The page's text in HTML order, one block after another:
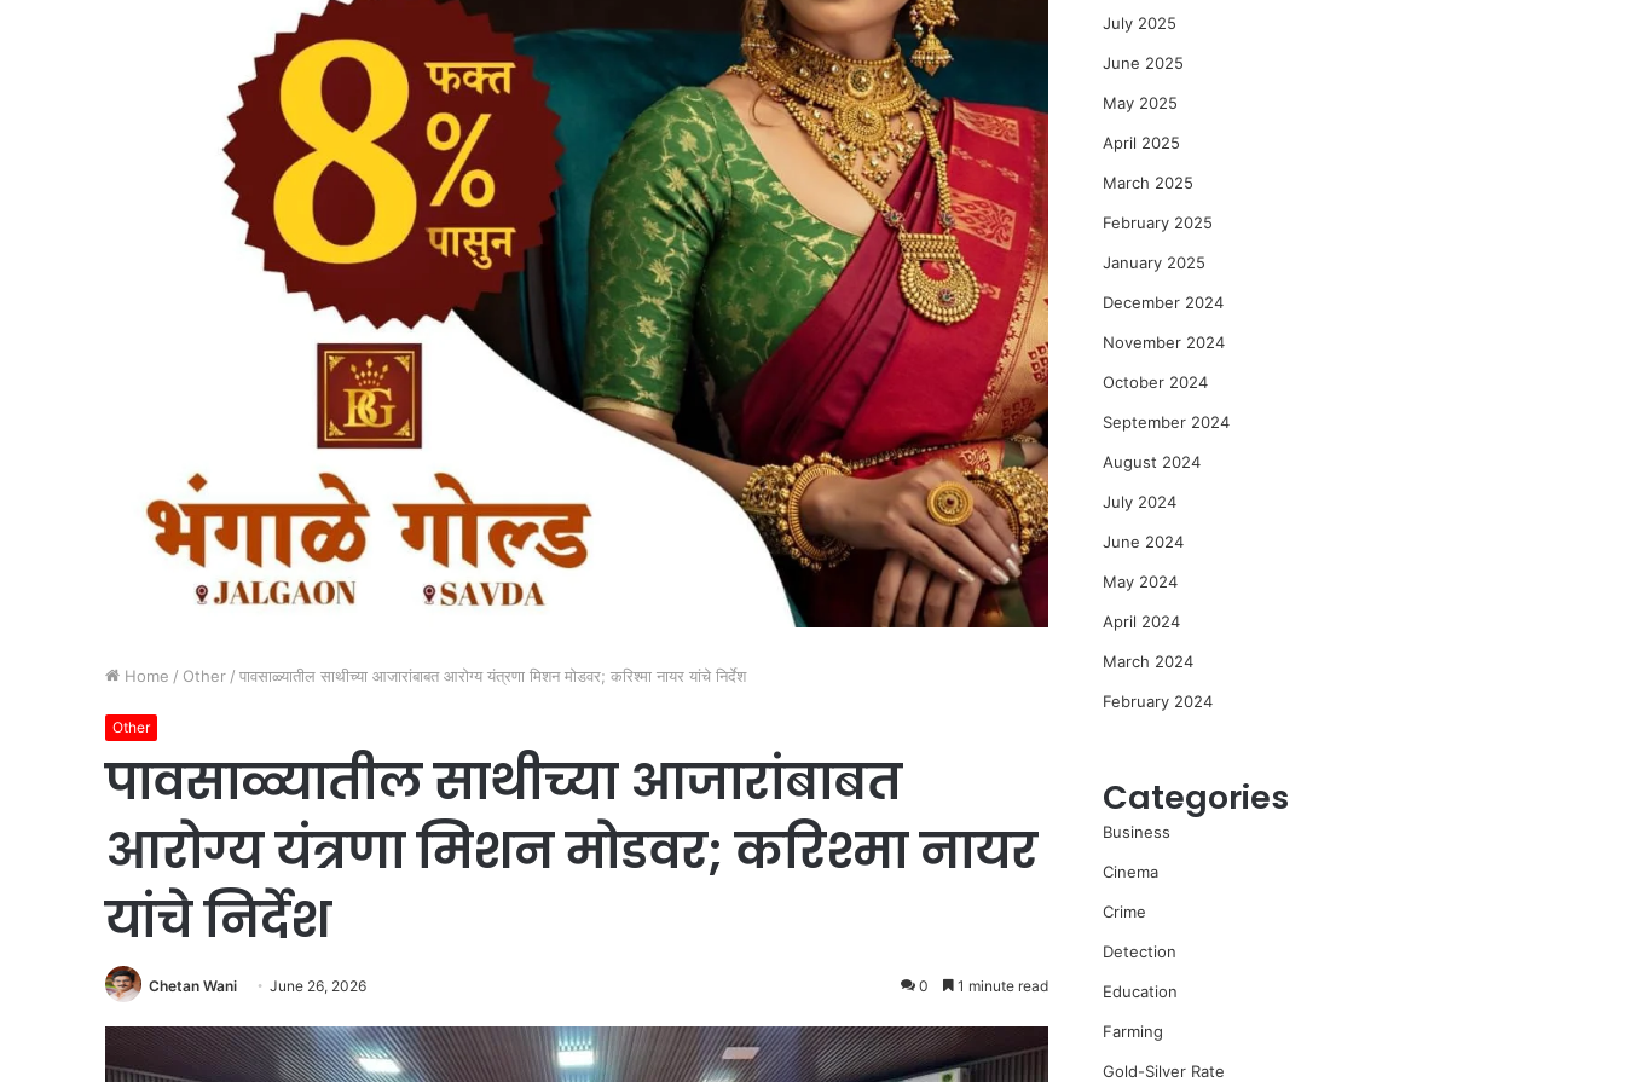
Home / Other / पावसाळ्यातील साथीच्या आजारांबाबत आरोग्य यंत्रणा मिशन मोडवर; करिश्मा नायर यांचे निर्देश
Other
पावसाळ्यातील साथीच्या आजारांबाबत
आरोग्य यंत्रणा मिशन मोडवर; करिश्मा नायर
यांचे निर्देश
Chetan Wani June 26, 2026 0 1 minute read
July 2025
June 2025
May 2025
April 2025
March 2025
February 2025
January 2025
December 2024
November 2024
October 2024
September 2024
August 2024
July 2024
June 2024
May 2024
April 2024
March 2024
February 2024
Categories
Business
Cinema
Crime
Detection
Education
Farming
Gold-Silver Rate